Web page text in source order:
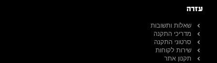
עזרה
שאלות ותשובות
מדריכי התקנה
סרטוני התקנה
שירות לקוחות
תקנון אתר